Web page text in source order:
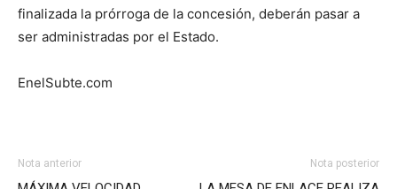
finalizada la prórroga de la concesión, deberán pasar a
ser administradas por el Estado.
EnelSubte.com
Nota anterior Nota posterior